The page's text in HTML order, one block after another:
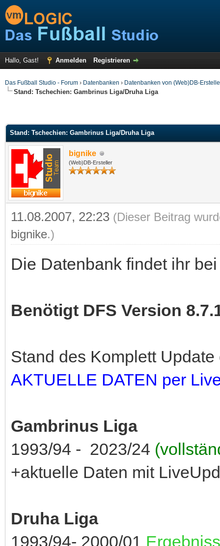
Hallo, Gast! Anmelden Registrieren
Das Fußball Studio - Forum › Datenbanken › Datenbanken von (Web)DB-
Stand: Tschechien: Gambrinus Liga/Druha Liga
Stand: Tschechien: Gambrinus Liga/Druha Liga
bignike
(Web)DB-Ersteller
11.08.2007, 22:23 (Dieser Beitrag
bignike.)
Die Datenbank findet ihr
Benötigt DFS Version
Stand des Komplett
AKTUELLE DATEN per
Gambrinus Liga
1993/94 - 2023/24
+aktuelle Daten mit
Druha Liga
1993/94- 2000/01